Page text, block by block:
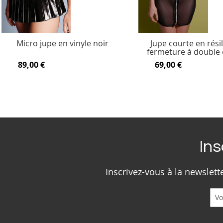
Micro jupe en vinyle noir
89,00 €
Jupe courte en
fermeture à double
69,00 €
Inscrivez-vous à la